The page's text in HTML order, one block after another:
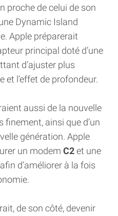
proche de celui de son
Dynamic Island
Apple préparerait
principal doté d’une
d’ajuster plus
et l’effet de profondeur.
aussi de la nouvelle
finement, ainsi que d’un
génération. Apple
un modem C2et une
d’améliorer à la fois
de son côté, devenir